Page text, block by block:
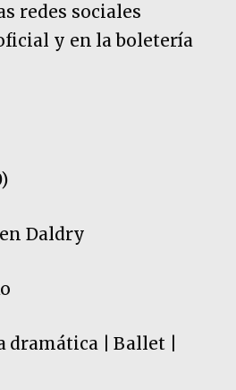
redes sociales
y en la boletería
Daldry
dramática | Ballet |